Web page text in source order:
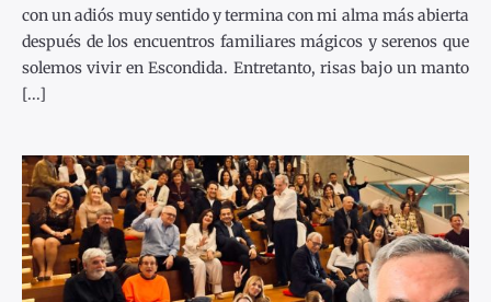
con un adiós muy sentido y termina con mi alma más abierta
después de los encuentros familiares mágicos y serenos que
solemos vivir en Escondida. Entretanto, risas bajo un manto
[...]